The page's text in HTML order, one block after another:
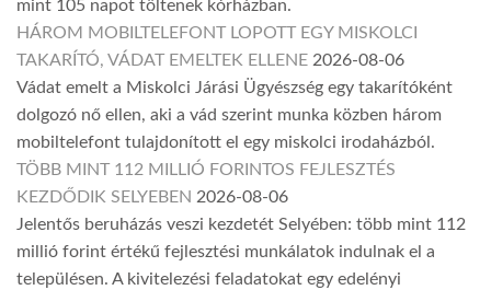
mint 105 napot töltenek kórházban.
HÁROM MOBILTELEFONT LOPOTT EGY MISKOLCI
TAKARÍTÓ, VÁDAT EMELTEK ELLENE 2026-08-06
Vádat emelt a Miskolci Járási Ügyészség egy takarítóként
dolgozó nő ellen, aki a vád szerint munka közben három
mobiltelefont tulajdonított el egy miskolci irodaházból.
TÖBB MINT 112 MILLIÓ FORINTOS FEJLESZTÉS
KEZDŐDIK SELYEBEN 2026-08-06
Jelentős beruházás veszi kezdetét Selyében: több mint 112
millió forint értékű fejlesztési munkálatok indulnak el a
településen. A kivitelezési feladatokat egy edelényi